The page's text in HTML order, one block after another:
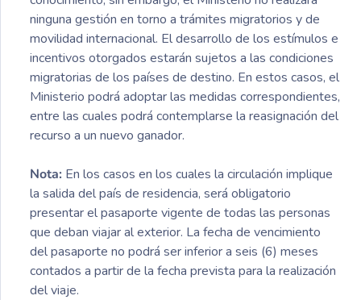
ninguna gestión en torno a trámites migratorios y de
movilidad internacional. El desarrollo de los estímulos e
incentivos otorgados estarán sujetos a las condiciones
migratorias de los países de destino. En estos casos, el
Ministerio podrá adoptar las medidas correspondientes,
entre las cuales podrá contemplarse la reasignación del
recurso a un nuevo ganador.
Nota: En los casos en los cuales la circulación implique
la salida del país de residencia, será obligatorio
presentar el pasaporte vigente de todas las personas
que deban viajar al exterior. La fecha de vencimiento
del pasaporte no podrá ser inferior a seis (6) meses
contados a partir de la fecha prevista para la realización
del viaje.